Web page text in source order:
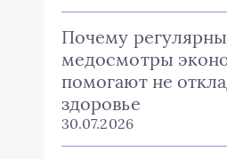
Почему
медосмотры
помогают не
здоровье
30.07.2026